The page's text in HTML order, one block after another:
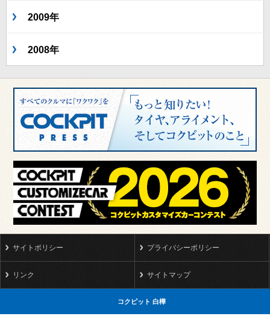
2009年
2008年
サイトポリシー プライバシーポリシー
リンク サイトマップ
コクピット 白樺